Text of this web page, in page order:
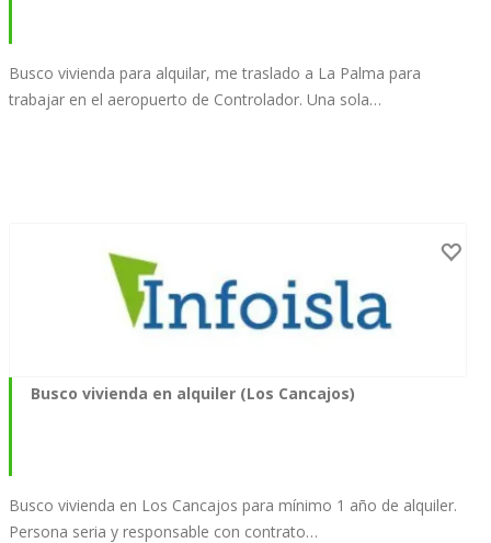
Busco vivienda para alquilar, me traslado a La Palma para
trabajar en el aeropuerto de Controlador. Una sola…
Busco vivienda en alquiler (Los Cancajos)
Busco vivienda en Los Cancajos para mínimo 1 año de alquiler.
Persona seria y responsable con contrato…